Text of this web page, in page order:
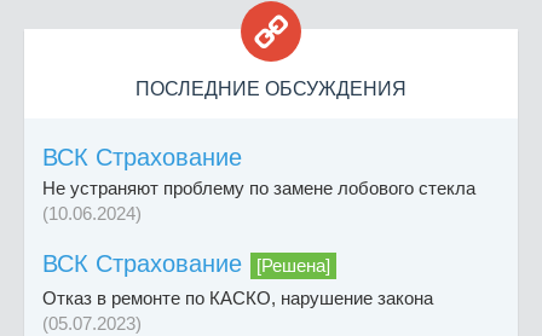

ПОСЛЕДНИЕ ОБСУЖДЕНИЯ
ВСК Страхование
Не устраняют проблему по замене лобового стекла
(10.06.2024)
ВСК Страхование
[Решена]
Отказ в ремонте по КАСКО, нарушение закона
(05.07.2023)